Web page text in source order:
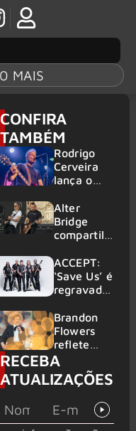
MAIS
CONFIRA
TAMBÉM
Rodrigo
Cerveira
lança o
Searcher”
Alter
Bridge
compartilh
vivo de
“Fortress”
gravada
am Ring
2026
ACCEPT:
‘Save Us’ é
regravada
membros
do GHOST
e KORN
Brandon
Flowers
reflete
sobre o
futuro e
levanta
de de
deixar os
RECEBA
ATUALIZAÇÕES